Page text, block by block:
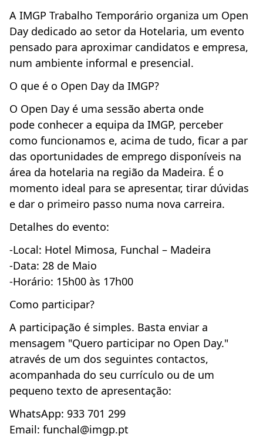
A IMGP Trabalho Temporário organiza um Open
Day dedicado ao setor da Hotelaria, um evento
pensado para aproximar candidatos e empresa,
num ambiente informal e presencial.
O que é o Open Day da IMGP?
O Open Day é uma sessão aberta onde
pode conhecer a equipa da IMGP, perceber
como funcionamos e, acima de tudo, ficar a par
das oportunidades de emprego disponíveis na
área da hotelaria na região da Madeira. É o
momento ideal para se apresentar, tirar dúvidas
e dar o primeiro passo numa nova carreira.
Detalhes do evento:
-Local: Hotel Mimosa, Funchal – Madeira
-Data: 28 de Maio
-Horário: 15h00 às 17h00
Como participar?
A participação é simples. Basta enviar a
mensagem "Quero participar no Open Day."
através de um dos seguintes contactos,
acompanhada do seu currículo ou de um
pequeno texto de apresentação:
WhatsApp: 933 701 299
Email: funchal@imgp.pt